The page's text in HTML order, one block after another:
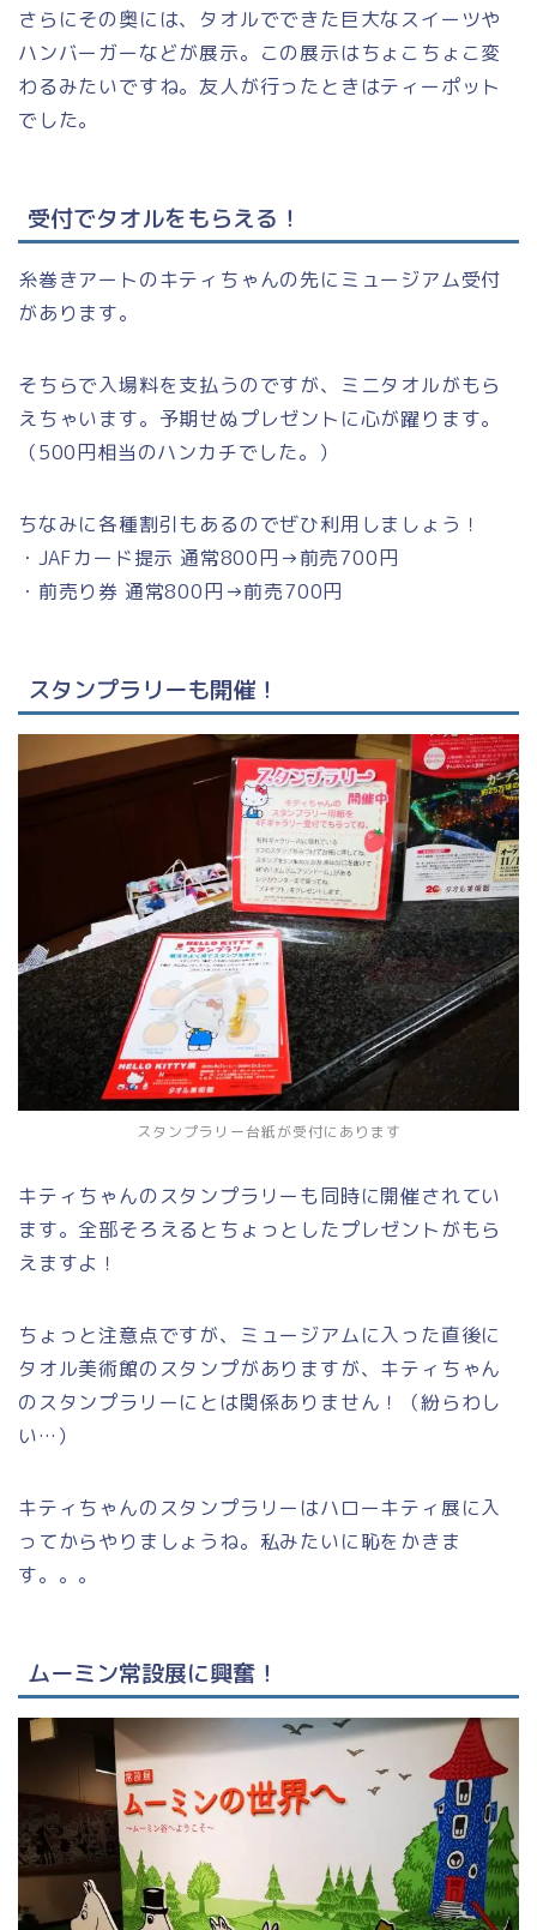
さらにその奥には、タオルでできた巨大なスイーツや
ハンバーガーなどが展示。この展示はちょこちょこ変
わるみたいですね。友人が行ったときはティーポット
でした。
受付でタオルをもらえる！
糸巻きアートのキティちゃんの先にミュージアム受付
があります。
そちらで入場料を支払うのですが、ミニタオルがもら
えちゃいます。予期せぬプレゼントに心が躍ります。
（500円相当のハンカチでした。）
ちなみに各種割引もあるのでぜひ利用しましょう！
・JAFカード提示 通常800円→前売700円
・前売り券 通常800円→前売700円
スタンプラリーも開催！
スタンプラリー台紙が受付にあります
キティちゃんのスタンプラリーも同時に開催されてい
ます。全部そろえるとちょっとしたプレゼントがもら
えますよ！
ちょっと注意点ですが、ミュージアムに入った直後に
タオル美術館のスタンプがありますが、キティちゃん
のスタンプラリーにとは関係ありません！（紛らわし
い…）
キティちゃんのスタンプラリーはハローキティ展に入
ってからやりましょうね。私みたいに恥をかきま
す。。。
ムーミン常設展に興奮！